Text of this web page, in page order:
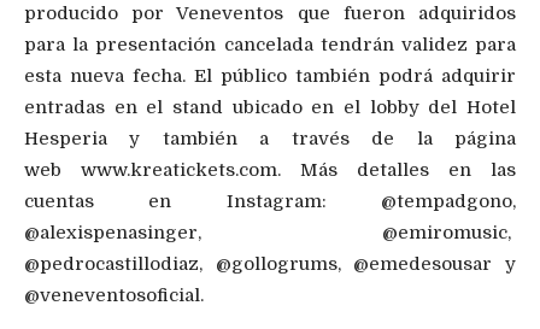
producido por Veneventos que fueron adquiridos
para la presentación cancelada tendrán validez para
esta nueva fecha. El público también podrá adquirir
entradas en el stand ubicado en el lobby del Hotel
Hesperia y también a través de la página
web www.kreatickets.com. Más detalles en las
cuentas en Instagram: @tempadgono,
@alexispenasinger, @emiromusic,
@pedrocastillodiaz, @gollogrums, @emedesousar y
@veneventosoficial.